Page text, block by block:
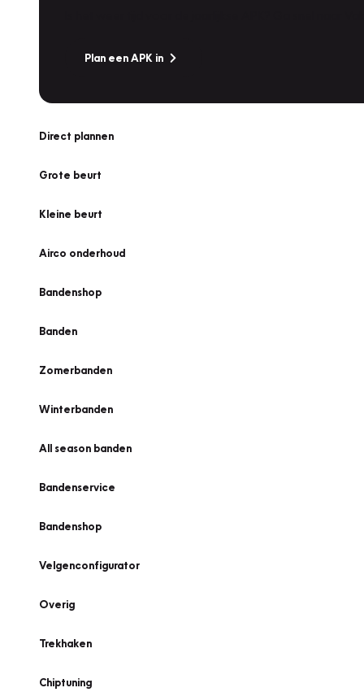
Plan een APK in
Direct plannen
Grote beurt
Kleine beurt
Airco onderhoud
Bandenshop
Banden
Zomerbanden
Winterbanden
All season banden
Bandenservice
Bandenshop
Velgenconfigurator
Overig
Trekhaken
Chiptuning